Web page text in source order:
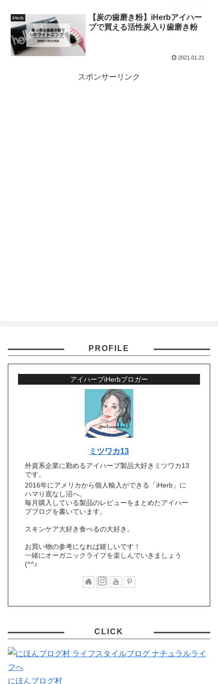
iHerb
【炭の歯磨き粉】iHerbアイハー
ブで買える活性炭入り歯磨き粉
2021.01.21
スポンサーリンク
PROFILE
アイハーブiHerbブロガー
ミツワカ13
外資系企業に勤めるアイハーブ製品大好きミツワカ13
です。
2016年にアメリカから個人輸入ができる「iHerb」に
ハマり底なし沼へ。
毎月購入している製品のレビューをまとめたアイハー
ブブログを書いています。
スキンケア大好き食べるの大好き。
お買い物の参考になれば嬉しいです！
一緒にオーガニックライフを楽しんでいきましょう
(^^♪
CLICK
にほんブログ村